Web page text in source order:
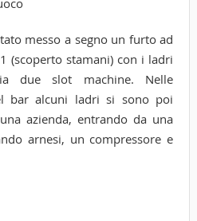
messo a segno un furto ad
(scoperto stamani) con i ladri
due slot machine. Nelle
bar alcuni ladri si sono poi
azienda, entrando da una
arnesi, un compressore e